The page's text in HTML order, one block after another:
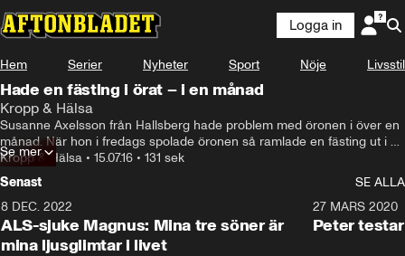
Logga in
Hem Serier Nyheter Sport Nöje Livsstil
Hade en fästing i örat – i en månad
Kropp & Hälsa
Susanne Axelsson från Hallsberg hade problem med öronen i över en
månad. När hon i fredags spolade öronen så ramlade en fästing ut i
handen på henne.
Kropp & Hälsa • 15.07.16 • 131 sek
Se mer
Senast
SE ALLA
8 DEC. 2022
ALS-sjuke Magnus: Mina tre söner är
mina ljusglimtar i livet
27 MARS 2020
Peter